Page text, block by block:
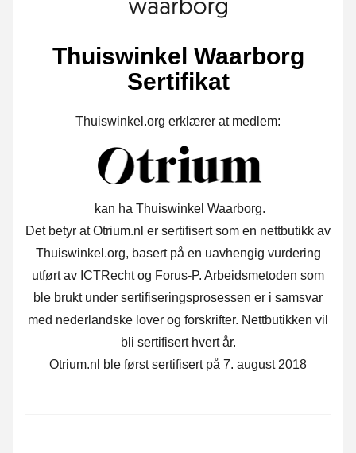
Thuiswinkel Waarborg
Sertifikat
Thuiswinkel.org erklærer at medlem:
kan ha Thuiswinkel Waarborg.
Det betyr at Otrium.nl er sertifisert som en nettbutikk av
Thuiswinkel.org, basert på en uavhengig vurdering
utført av ICTRecht og Forus-P. Arbeidsmetoden som
ble brukt under sertifiseringsprosessen er i samsvar
med nederlandske lover og forskrifter. Nettbutikken vil
bli sertifisert hvert år.
Otrium.nl ble først sertifisert på 7. august 2018